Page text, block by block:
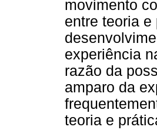
movimento
entre teoria
experiência
razão da
amparo da
teoria e